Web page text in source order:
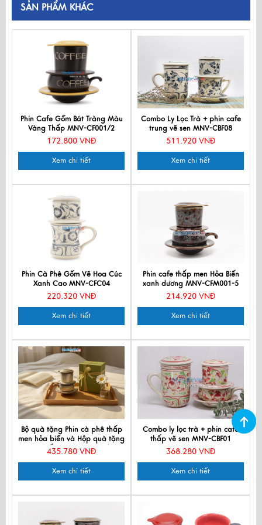
SẢN PHẨM KHÁC
Phin Cafe Gốm Bát Tràng Màu
Vàng Thấp MNV-CF001/2
172.800 VNĐ
Xem chi tiết
Combo Ly Lọc Trà + phin cafe
trung vẽ sen MNV-CBF08
511.920 VNĐ
Xem chi tiết
Phin Cà Phê Gốm Vẽ Hoa Cúc
Xanh Cao MNV-CFC04
220.320 VNĐ
Xem chi tiết
Phin cafe thấp men Hỏa Biến
xanh dương MNV-CFM001-5
214.920 VNĐ
Xem chi tiết
Bộ quà tặng Phin cà phê thấp
men hỏa biến và Hộp quà tặng
cao cấp MNV-CFVH03/2
435.780 VNĐ
Xem chi tiết
Combo ly lọc trà + phin cafe
thấp vẽ sen MNV-CBF01
368.280 VNĐ
Xem chi tiết